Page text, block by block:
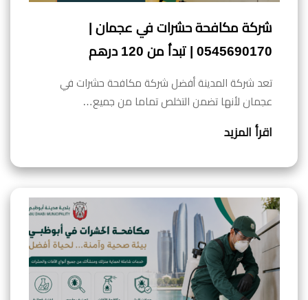
شركة مكافحة حشرات في عجمان |
0545690170 | تبدأ من 120 درهم
تعد شركة المدينة أفضل شركة مكافحة حشرات في
عجمان لأنها تضمن التخلص تماما من جميع…
اقرأ المزيد